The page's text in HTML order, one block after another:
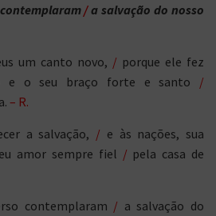
/a salvação do nosso
um canto novo, / porque ele fez
e o seu braço forte e santo /
– R.
a salvação, / e às nações, sua
amor sempre fiel / pela casa de
contemplaram / a salvação do